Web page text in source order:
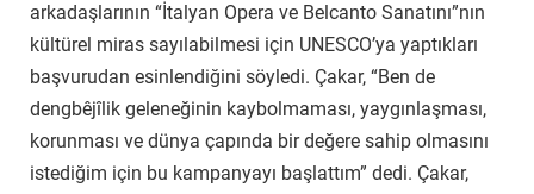
arkadaşlarının “İtalyan Opera ve Belcanto Sanatını”nın
kültürel miras sayılabilmesi için UNESCO’ya yaptıkları
başvurudan esinlendiğini söyledi. Çakar, “Ben de
dengbêjîlik geleneğinin kaybolmaması, yaygınlaşması,
korunması ve dünya çapında bir değere sahip olmasını
istediğim için bu kampanyayı başlattım” dedi. Çakar,